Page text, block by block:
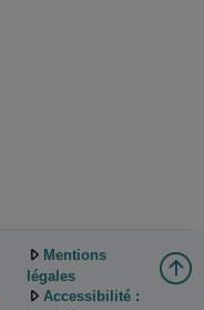
Mentions
légales
Accessibilité :